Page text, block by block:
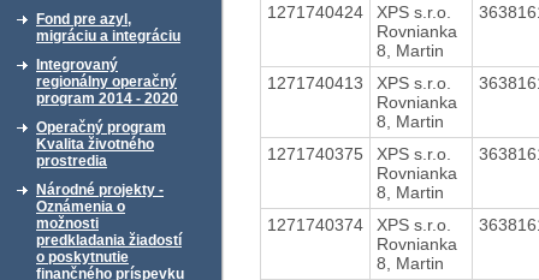
Fond pre azyl,
migráciu a integráciu
Integrovaný
regionálny operačný
program 2014 - 2020
Operačný program
Kvalita životného
prostredia
Národné projekty -
Oznámenia o
možnosti
predkladania žiadostí
o poskytnutie
finančného príspevku
1271740424
XPS s.r.o.
Rovnianka
8, Martin
1271740413
XPS s.r.o.
Rovnianka
8, Martin
1271740375
XPS s.r.o.
Rovnianka
8, Martin
1271740374
XPS s.r.o.
Rovnianka
8, Martin